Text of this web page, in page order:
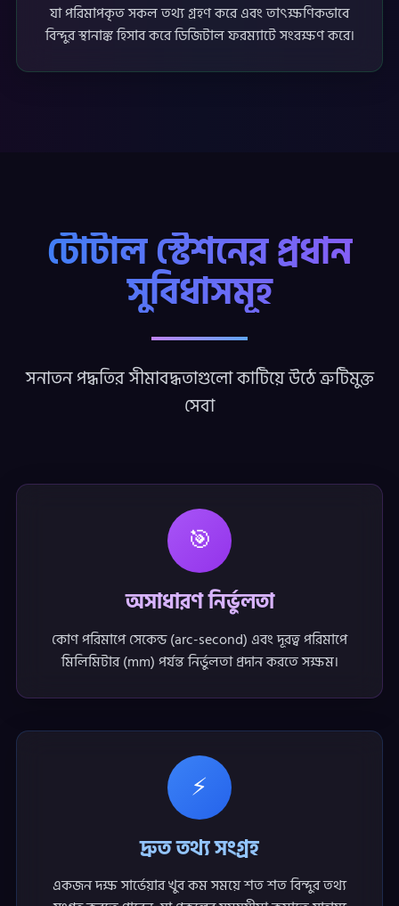
যা পরিমাপকৃত সকল তথ্য গ্রহণ করে এবং তাৎক্ষণিকভাবে
বিন্দুর স্থানাঙ্ক হিসাব করে ডিজিটাল ফরম্যাটে সংরক্ষণ করে।
টোটাল স্টেশনের প্রধান
সুবিধাসমূহ
সনাতন পদ্ধতির সীমাবদ্ধতাগুলো কাটিয়ে উঠে ত্রুটিমুক্ত
সেবা
🎯
অসাধারণ নির্ভুলতা
কোণ পরিমাপে সেকেন্ড (arc-second) এবং দূরত্ব পরিমাপে
মিলিমিটার (mm) পর্যন্ত নির্ভুলতা প্রদান করতে সক্ষম।
⚡
দ্রুত তথ্য সংগ্রহ
একজন দক্ষ সার্ভেয়ার খুব কম সময়ে শত শত বিন্দুর তথ্য